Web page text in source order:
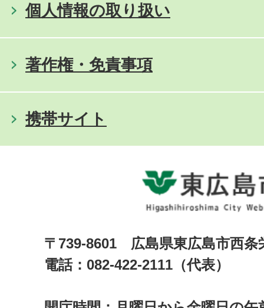
個人情報の取り扱い
著作権・免責事項
携帯サイト
〒739-8601 広島県東広島市西
電話：082-422-2111（代表）